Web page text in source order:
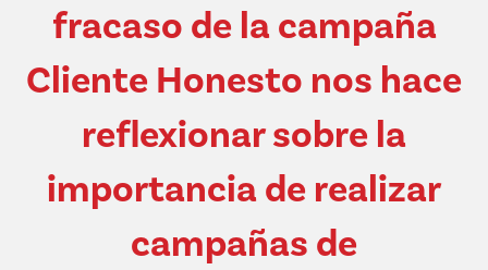
fracaso de la campaña
Cliente Honesto nos hace
reflexionar sobre la
importancia de realizar
campañas de